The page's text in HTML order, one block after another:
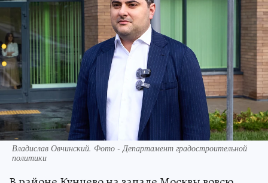
Владислав Овчинский. Фото - Департамент градостроительной
политики